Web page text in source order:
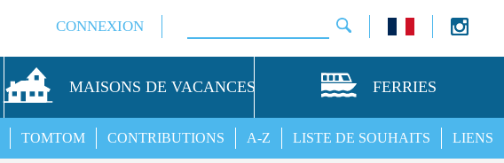
CONNEXION
MAISONS DE VACANCES FERRIES
LIENS
LISTE DE SOUHAITS
A-Z
CONTRIBUTIONS
TOMTOM